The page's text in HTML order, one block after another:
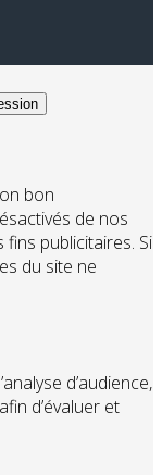
bon
de nos
publicitaires. Si
du site ne
d’audience,
d’évaluer et